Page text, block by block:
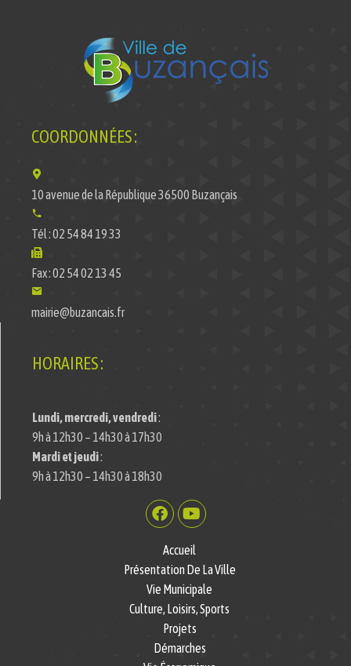
COORDONNÉES :
10 avenue de la République 36500 Buzançais
Tél : 02 54 84 19 33
Fax : 02 54 02 13 45
mairie@buzancais.fr
HORAIRES :
Lundi, mercredi, vendredi:
9h à 12h30 – 14h30 à 17h30
Mardi et jeudi:
9h à 12h30 – 14h30 à 18h30
Accueil
Présentation De La Ville
Vie Municipale
Culture, Loisirs, Sports
Projets
Démarches